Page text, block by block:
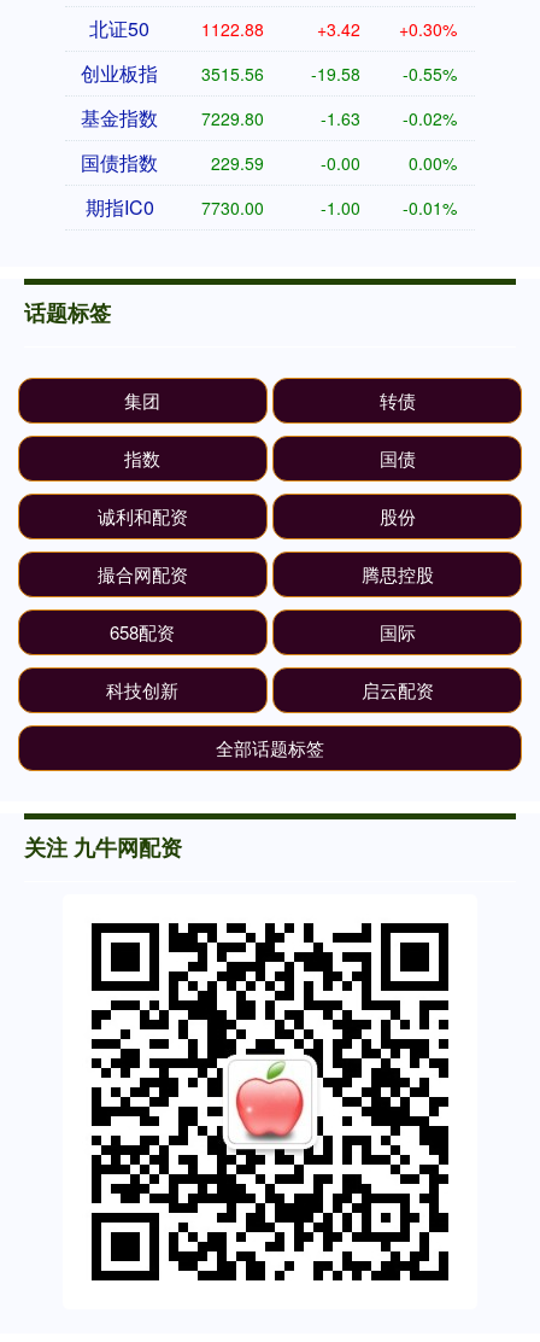
北证50 1122.88 +3.42 +0.30%
创业板指 3515.56 -19.58 -0.55%
基金指数 7229.80 -1.63 -0.02%
国债指数 229.59 -0.00 0.00%
期指IC0 7730.00 -1.00 -0.01%
话题标签
集团 转债
指数 国债
诚利和配资 股份
撮合网配资 腾思控股
658配资 国际
科技创新 启云配资
全部话题标签
关注 九牛网配资